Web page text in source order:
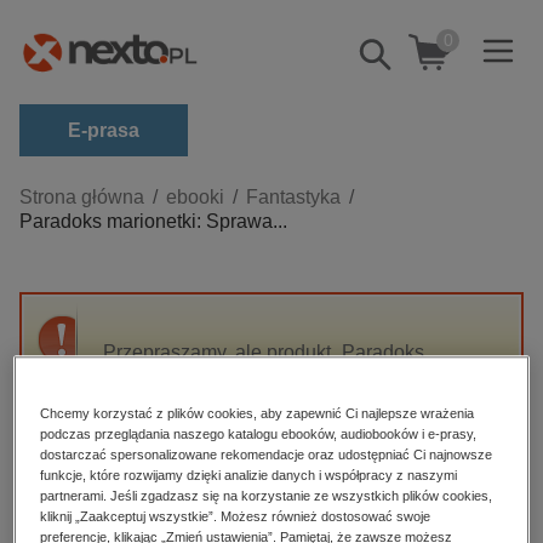
Pokaż/schowaj
wyszukiwarkę
0
E-prasa
Kategorie
Zobacz wszystkie E-prasa
budownictwo, aranżacja wnętrz
darmowe wydania
edukacja
hobby, sport, rozrywka
komputery, internet, technologie, informatyka
Strona główna ebooki
Fantastyka
Paradoks marionetki: Sprawa...
Przepraszamy, ale produkt „Paradoks
High-contrast mode
Polecane
Chcemy korzystać z plików cookies, aby zapewnić Ci najlepsze wrażenia
podczas przeglądania naszego katalogu ebooków, audiobooków i e-prasy,
dostarczać spersonalizowane rekomendacje oraz udostępniać Ci najnowsze
funkcje, które rozwijamy dzięki analizie danych i współpracy z naszymi
partnerami. Jeśli zgadzasz się na korzystanie ze wszystkich plików cookies,
kliknij „Zaakceptuj wszystkie”. Możesz również dostosować swoje
preferencje, klikając „Zmień ustawienia”. Pamiętaj, że zawsze możesz